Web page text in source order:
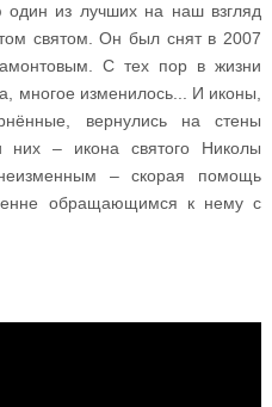
из лучших на наш взгляд
святом. Он был снят в 2007
С тех пор в жизни
многое изменилось... И иконы,
вернулись на стены
них – икона святого Николы
– скорая помощь
обращающимся к нему с